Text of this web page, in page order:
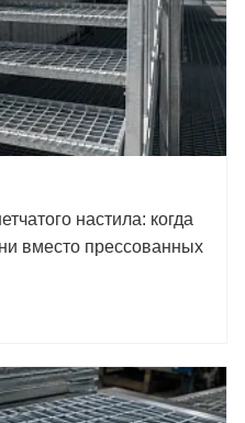
настила: когда
вместо прессованных